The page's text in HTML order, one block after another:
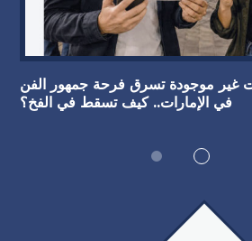
غير موجودة تسرق فرحة جمهور الفن
في الإمارات.. كيف تسقط في الفخ؟